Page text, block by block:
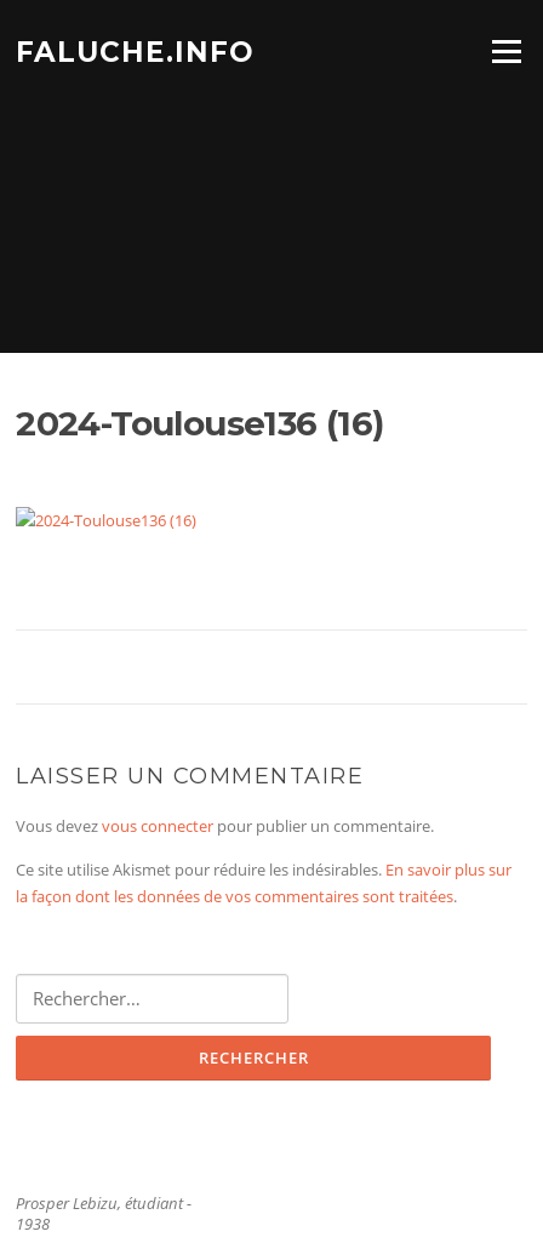
contenu
FALUCHE.INFO Menu
2024-Toulouse136 (16)
LAISSER UN COMMENTAIRE
Vous devezvous connecter pour publier un commentaire.
Ce site utilise Akismet pour réduire les indésirables. En savoir plus sur
la façon dont les données de vos commentaires sont traitées.
Rechercher :
Prosper Lebizu, étudiant -
1938